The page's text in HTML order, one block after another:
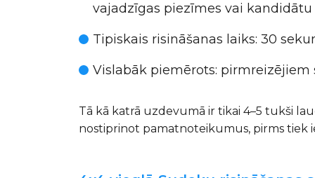
vajadzīgas piezīmes vai kandidātu
Tipiskais risināšanas laiks: 30
Vislabāk piemērots: pirmreizējiem
Tā kā katrā uzdevumā ir tikai 4–5 tukši
nostiprinot pamatnoteikumus, pirms tiek